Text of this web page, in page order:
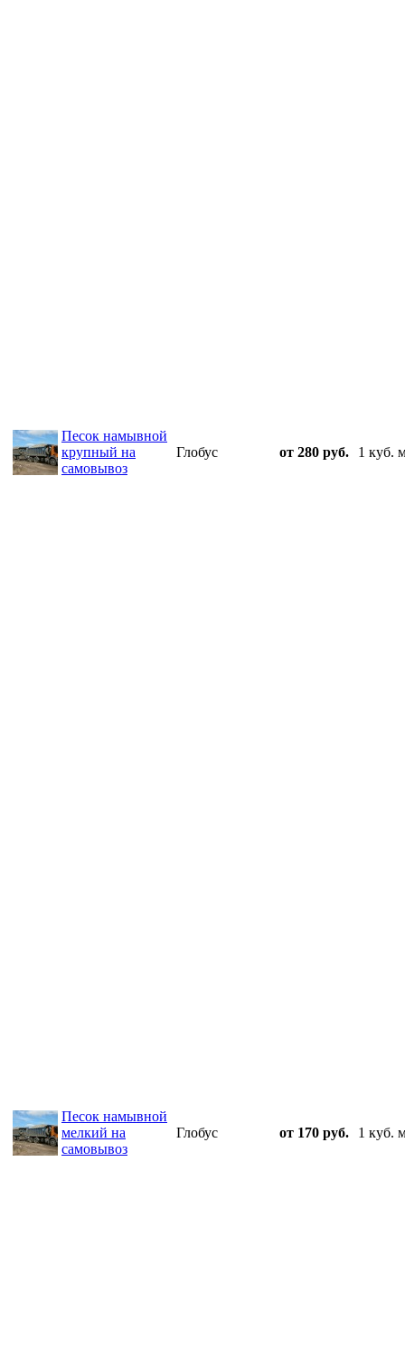
Песок намывной
крупный на
самовывоз
Глобус от 280 руб. 1 куб.
Песок намывной
мелкий на
самовывоз
Глобус от 170 руб. 1 куб.